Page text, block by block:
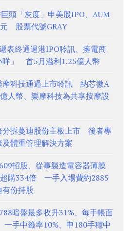
頭「灰度」申美股IPO、AUM
股票代號GRAY
表終通過港IPO聆訊、擁電商
咩」 首5月溢利1.25億人幣
摩科技通過上市聆訊 納芯微A
人幣、樂摩科技為共享按摩設
分拆蔓迪股份主板上市 後者專
體重管理解決方案
招股、從事製造電容器薄膜
購334倍 一手入場費約2885
份持股
暗盤最多收升31%、每手帳面
手中籤率10%、申180手穩中